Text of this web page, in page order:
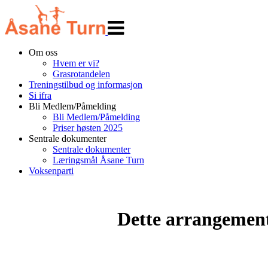
navigasjon
Om oss
Hvem er vi?
Grasrotandelen
Treningstilbud og informasjon
Si ifra
Bli Medlem/Påmelding
Bli Medlem/Påmelding
Priser høsten 2025
Sentrale dokumenter
Sentrale dokumenter
Læringsmål Åsane Turn
Voksenparti
Dette